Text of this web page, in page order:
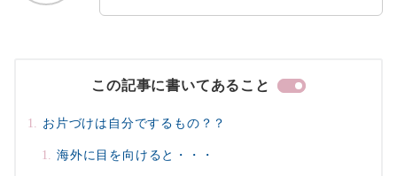
この記事に書いてあること
お片づけは自分でするもの？？
海外に目を向けると・・・